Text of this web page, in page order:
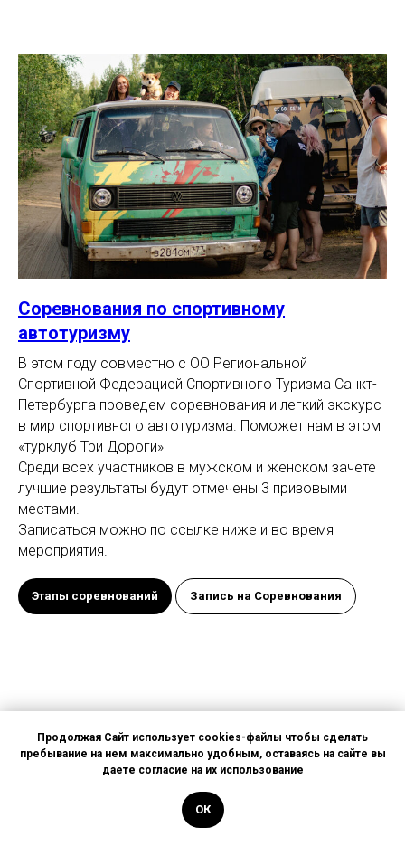
Соревнования по спортивному
автотуризму
В этом году совместно с ОО Региональной
Спортивной Федерацией Спортивного Туризма Санкт-
Петербурга проведем соревнования и легкий экскурс
в мир спортивного автотуризма. Поможет нам в этом
«турклуб Три Дороги»
Среди всех участников в мужском и женском зачете
лучшие результаты будут отмечены 3 призовыми
местами.
Записаться можно по ссылке ниже и во время
мероприятия.
Этапы соревнований Запись на Соревнования
приезжай в образе!
Продолжая Сайт использует cookies-файлы чтобы сделать
пребывание на нем максимально удобным, оставаясь на сайте вы
даете согласие на их использование
ОК